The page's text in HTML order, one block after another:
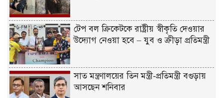
টেপ বল ক্রিকেটকে রাষ্ট্রীয় স্বীকৃতি দেওয়ার
উদ্যোগ নেওয়া হবে – যুব ও ক্রীড়া প্রতিমন্ত্রী
সাত মন্ত্রণালয়ের তিন মন্ত্রী-প্রতিমন্ত্রী বগুড়ায়
আসছেন শনিবার